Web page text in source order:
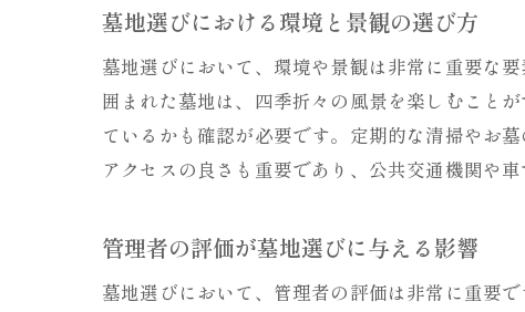
墓地選びにおける環境と景観の選び方
墓地選びにおいて、環境や景観は非常に重要な
囲まれた墓地は、四季折々の風景を楽しむこと
ているかも確認が必要です。定期的な清掃やお
アクセスの良さも重要であり、公共交通機関や
管理者の評価が墓地選びに与える影響
墓地選びにおいて、管理者の評価は非常に重要